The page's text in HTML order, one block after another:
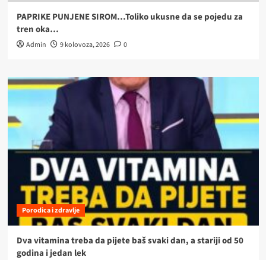
PAPRIKE PUNJENE SIROM…Toliko ukusne da se pojedu za
tren oka…
Admin 9 kolovoza, 2026 0
Porodica i zdravlje
Dva vitamina treba da pijete baš svaki dan, a stariji od 50
godina i jedan lek